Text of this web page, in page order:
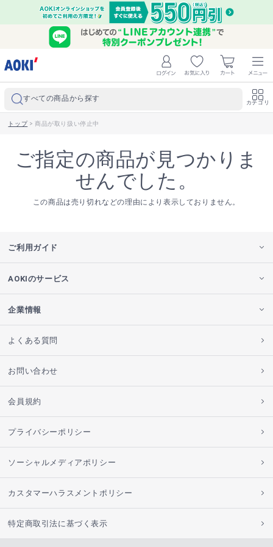
すべての商品から探す カテゴリ
トップ> 商品が取り扱い停止中
ご指定の商品が見つかりま
せんでした。
この商品は売り切れなどの理由により表示しておりません。
ご利用ガイド
AOKIのサービス
企業情報
よくある質問
お問い合わせ
会員規約
プライバシーポリシー
ソーシャルメディアポリシー
カスタマーハラスメントポリシー
特定商取引法に基づく表示